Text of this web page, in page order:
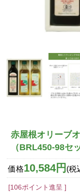
赤屋根オリーブ
（BRL450-98セ
価格10,584円 (税
[106ポイント進呈 ]